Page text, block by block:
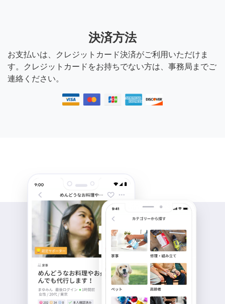
決済方法
お支払いは、クレジットカード決済がご利用いただけま
す。クレジットカードをお持ちでない方は、事務局までご
連絡ください。